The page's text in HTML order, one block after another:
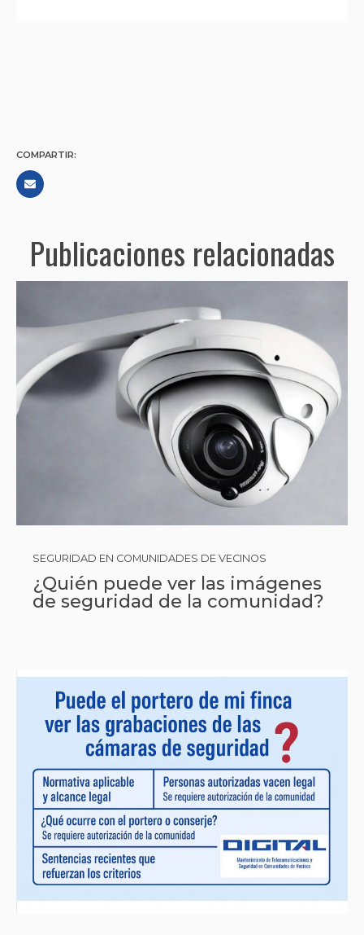
COMPARTIR:
Publicaciones relacionadas
SEGURIDAD EN COMUNIDADES DE VECINOS
¿Quién puede ver las imágenes
de seguridad de la comunidad?